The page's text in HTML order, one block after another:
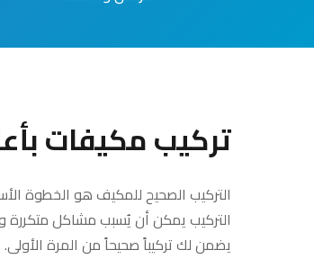
تركيب مكيفات
التركيب الصحيح للمكيف هو الخطوة
التركيب يمكن أن يُسبب مشاكل متكررة
يضمن لك تركيباً صحيحاً من المرة الأولى.